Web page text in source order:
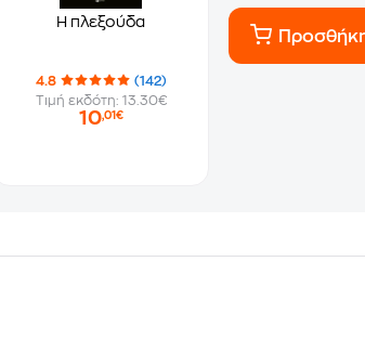
Η πλεξούδα
4.8
(142)
Τιμή εκδότη: 13.30€
10,01€